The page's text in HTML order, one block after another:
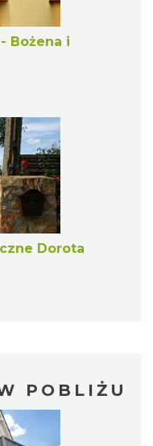
Bożena i
Dorota
POBLIŻU